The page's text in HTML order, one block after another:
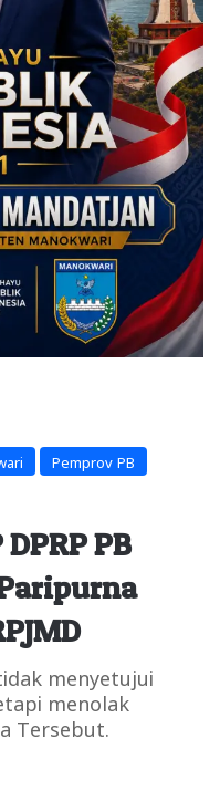
Pemprov PB
PB
menyetujui
menolak
Tersebut.